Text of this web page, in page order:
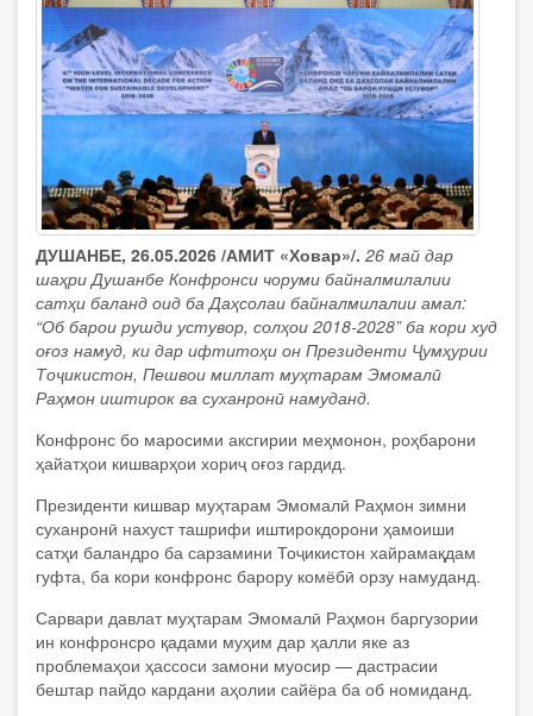
ДУШАНБЕ, 26.05.2026 /АМИТ «Ховар»/. 26 май дар
шаҳри Душанбе Конфронси чоруми байналмилалии
сатҳи баланд оид ба Даҳсолаи байналмилалии амал:
“Об барои рушди устувор, солҳои 2018-2028” ба кори худ
оғоз намуд, ки дар ифтитоҳи он Президенти Ҷумҳурии
Тоҷикистон, Пешвои миллат муҳтарам Эмомалӣ
Раҳмон иштирок ва суханронӣ намуданд.
Конфронс бо маросими аксгирии меҳмонон, роҳбарони
ҳайатҳои кишварҳои хориҷ оғоз гардид.
Президенти кишвар муҳтарам Эмомалӣ Раҳмон зимни
суханронӣ нахуст ташрифи иштирокдорони ҳамоиши
сатҳи баландро ба сарзамини Тоҷикистон хайрамақдам
гуфта, ба кори конфронс барору комёбӣ орзу намуданд.
Сарвари давлат муҳтарам Эмомалӣ Раҳмон баргузории
ин конфронсро қадами муҳим дар ҳалли яке аз
проблемаҳои ҳассоси замони муосир — дастрасии
бештар пайдо кардани аҳолии сайёра ба об номиданд.